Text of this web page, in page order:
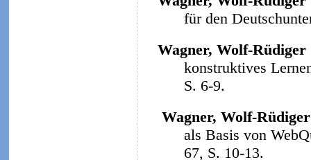
für den
Wagner, Wolf-Rüdiger
konstruktives
S. 6-9.
Wagner, Wolf-
als Basis von
67, S. 10-13.